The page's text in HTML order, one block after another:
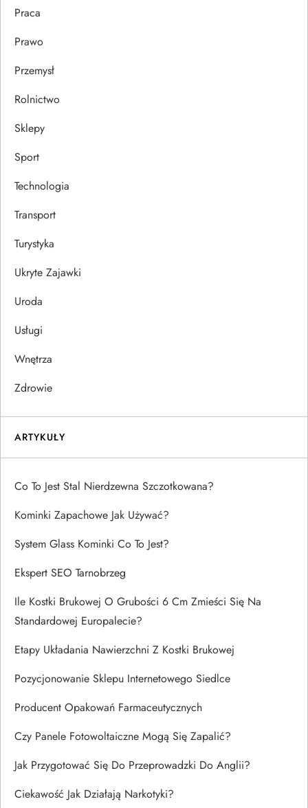
Praca
Prawo
Przemysł
Rolnictwo
Sklepy
Sport
Technologia
Transport
Turystyka
Ukryte Zajawki
Uroda
Usługi
Wnętrza
Zdrowie
ARTYKUŁY
Co To Jest Stal Nierdzewna Szczotkowana?
Kominki Zapachowe Jak Używać?
System Glass Kominki Co To Jest?
Ekspert SEO Tarnobrzeg
Ile Kostki Brukowej O Grubości 6 Cm Zmieści Się Na
Standardowej Europalecie?
Etapy Układania Nawierzchni Z Kostki Brukowej
Pozycjonowanie Sklepu Internetowego Siedlce
Producent Opakowań Farmaceutycznych
Czy Panele Fotowoltaiczne Mogą Się Zapalić?
Jak Przygotować Się Do Przeprowadzki Do Anglii?
Ciekawość Jak Działają Narkotyki?